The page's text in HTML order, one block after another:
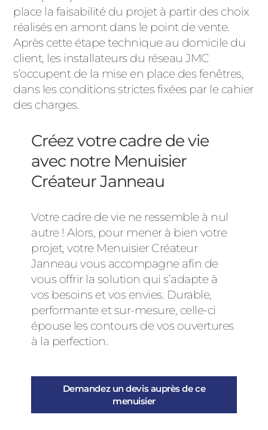
place la faisabilité du projet à partir des choix
réalisés en amont dans le point de vente.
Après cette étape technique au domicile du
client, les installateurs du réseau JMC
s’occupent de la mise en place des fenêtres,
dans les conditions strictes fixées par le cahier
des charges.
Créez votre cadre de vie
avec notre Menuisier
Créateur Janneau
Votre cadre de vie ne ressemble à nul
autre ! Alors, pour mener à bien votre
projet, votre Menuisier Créateur
Janneau vous accompagne afin de
vous offrir la solution qui s’adapte à
vos besoins et vos envies. Durable,
performante et sur-mesure, celle-ci
épouse les contours de vos ouvertures
à la perfection.
Demandez un devis auprès de ce
menuisier